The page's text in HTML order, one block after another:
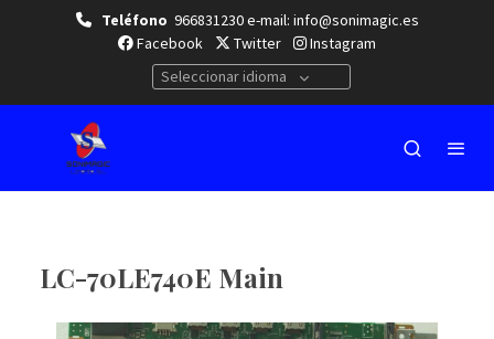
Teléfono 966831230 e-mail: info@sonimagic.es
Facebook
Twitter
Instagram
Seleccionar idioma
LC-70LE740E Main